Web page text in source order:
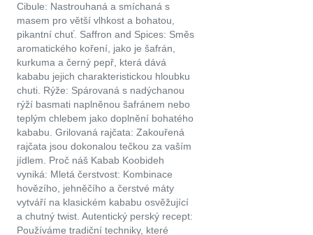
Cibule: Nastrouhaná a smíchaná s
masem pro větší vlhkost a bohatou,
pikantní chuť. Saffron and Spices: Směs
aromatického koření, jako je šafrán,
kurkuma a černý pepř, která dává
kababu jejich charakteristickou hloubku
chuti. Rýže: Spárovaná s nadýchanou
rýží basmati naplněnou šafránem nebo
teplým chlebem jako doplnění bohatého
kababu. Grilovaná rajčata: Zakouřená
rajčata jsou dokonalou tečkou za vaším
jídlem. Proč náš Kabab Koobideh
vyniká: Mletá čerstvost: Kombinace
hovězího, jehněčího a čerstvé máty
vytváří na klasickém kababu osvěžující
a chutný twist. Autentický perský recept:
Používáme tradiční techniky, které